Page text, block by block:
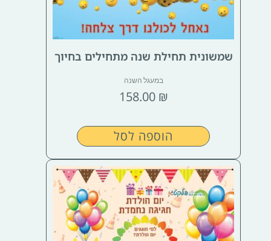
שמשונית תחילת שנה מתחילים בחיוך
במעגל השנה
158.00 ₪
הוספה לסל